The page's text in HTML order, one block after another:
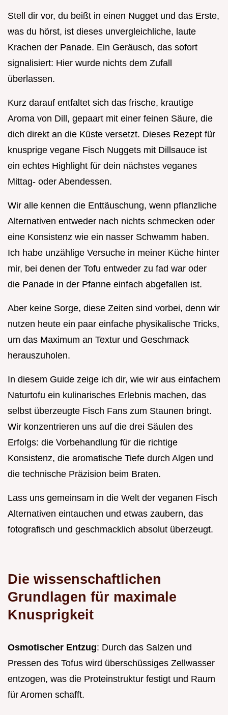
Stell dir vor, du beißt in einen Nugget und das Erste,
was du hörst, ist dieses unvergleichliche, laute
Krachen der Panade. Ein Geräusch, das sofort
signalisiert: Hier wurde nichts dem Zufall
überlassen.
Kurz darauf entfaltet sich das frische, krautige
Aroma von Dill, gepaart mit einer feinen Säure, die
dich direkt an die Küste versetzt. Dieses Rezept für
knusprige vegane Fisch Nuggets mit Dillsauce ist
ein echtes Highlight für dein nächstes veganes
Mittag- oder Abendessen.
Wir alle kennen die Enttäuschung, wenn pflanzliche
Alternativen entweder nach nichts schmecken oder
eine Konsistenz wie ein nasser Schwamm haben.
Ich habe unzählige Versuche in meiner Küche hinter
mir, bei denen der Tofu entweder zu fad war oder
die Panade in der Pfanne einfach abgefallen ist.
Aber keine Sorge, diese Zeiten sind vorbei, denn wir
nutzen heute ein paar einfache physikalische Tricks,
um das Maximum an Textur und Geschmack
herauszuholen.
In diesem Guide zeige ich dir, wie wir aus einfachem
Naturtofu ein kulinarisches Erlebnis machen, das
selbst überzeugte Fisch Fans zum Staunen bringt.
Wir konzentrieren uns auf die drei Säulen des
Erfolgs: die Vorbehandlung für die richtige
Konsistenz, die aromatische Tiefe durch Algen und
die technische Präzision beim Braten.
Lass uns gemeinsam in die Welt der veganen Fisch
Alternativen eintauchen und etwas zaubern, das
fotografisch und geschmacklich absolut überzeugt.
Die wissenschaftlichen
Grundlagen für maximale
Knusprigkeit
Osmotischer Entzug: Durch das Salzen und
Pressen des Tofus wird überschüssiges Zellwasser
entzogen, was die Proteinstruktur festigt und Raum
für Aromen schafft.